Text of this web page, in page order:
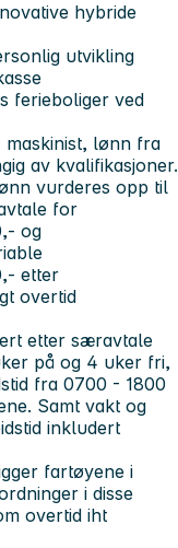
hybride
utvikling
ferieboliger ved
maskinist, lønn fra
av kvalifikasjoner.
vurderes opp til
for
og
etter
overtid
etter særavtale
på og 4 uker fri,
fra 0700 - 1800
Samt vakt og
inkludert
fartøyene i
i disse
overtid iht